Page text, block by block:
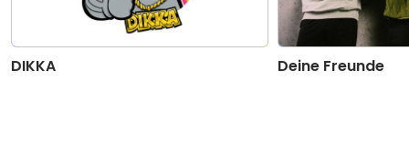
DIKKA Deine Freunde